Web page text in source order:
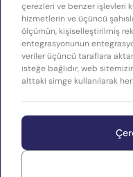
çerezleri ve benzer işlevleri
hizmetlerin ve üçüncü
ölçümün, kişiselleştirilmiş
entegrasyonunun
veriler üçüncü taraflara
isteğe bağlıdır, web
alttaki simge kullanılarak